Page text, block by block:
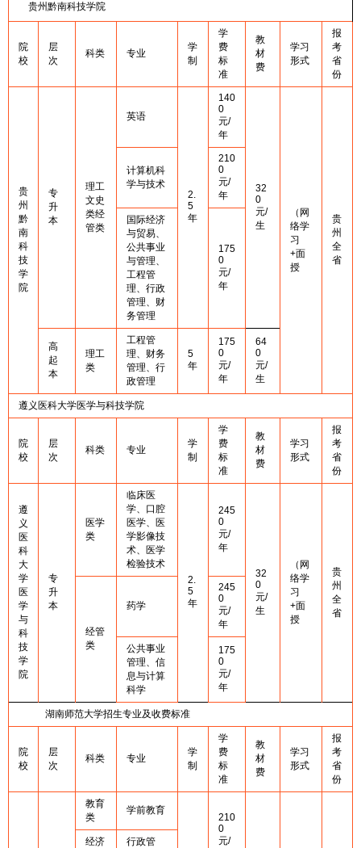
贵州黔南科技学院
院
校
层
次
科类 专业
学
制
学
费
标
准
教
材
费
学习
形式
报
考
省
份
贵
州
黔
南
科
技
学
院
专
升
本
理工
文史
类经
管类
英语
2.
5
年
140
0
元/
年
32
0
元/
生
（网
络学
习
+面
授
贵
州
全
省
计算机科
学与技术
210
0
元/
年
国际经济
与贸易、
公共事业
与管理、
工程管
理、行政
管理、财
务管理
175
0
元/
年
高
起
本
理工
类
工程管
理、财务
管理、行
政管理
5
年
175
0
元/
年
64
0
元/
生
遵义医科大学医学与科技学院
院
校
层
次
科类 专业
学
制
学
费
标
准
教
材
费
学习
形式
报
考
省
份
遵
义
医
科
大
学
医
学
与
科
技
学
院
专
升
本
医学
类
临床医
学、口腔
医学、医
学影像技
术、医学
检验技术
2.
5
年
245
0
元/
年
32
0
元/
生
（网
络学
习
+面
授
贵
州
全
省
经管
类
药学
245
0
元/
年
公共事业
管理、信
息与计算
科学
175
0
元/
年
湖南师范大学招生专业及收费标准
院
校
层
次
科类 专业
学
制
学
费
标
准
教
材
费
学习
形式
报
考
省
份
教育
类
学前教育
210
0
元/
经济
行政管